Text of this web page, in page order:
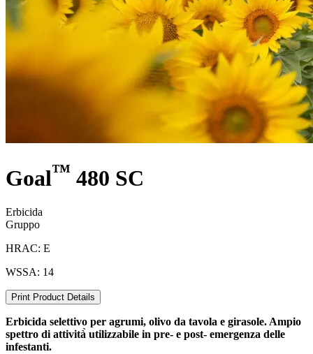
Goal™ 480 SC
Erbicida
Gruppo
HRAC: E
WSSA: 14
Print Product Details
Erbicida selettivo per agrumi, olivo da tavola e girasole. Ampio
spettro di attività̀ utilizzabile in pre- e post- emergenza delle
infestanti.